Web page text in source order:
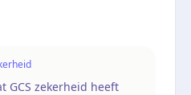
GCS zekerheid heeft